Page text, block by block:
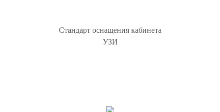
Стандарт оснащения кабинета
УЗИ